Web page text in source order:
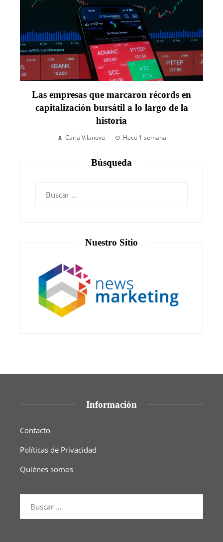
Las empresas que marcaron récords en
capitalización bursátil a lo largo de la
historia
Carla Vilanova Hace 1 semana
Búsqueda
Nuestro Sitio
Información
Contacto
Políticas de Privacidad
Quiénes somos